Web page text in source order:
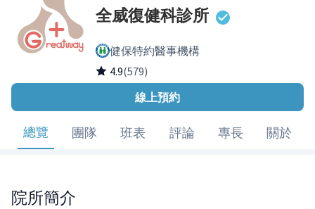
健康主題館
我是醫療人員
全威復健科診所
健保特約醫事機構
4.9(579)
線上預約
總覽 團隊 班表 評論 專長 關於
院所簡介